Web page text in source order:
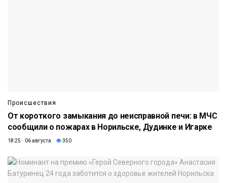
Происшествия
От короткого замыкания до неисправной печи: в МЧС
сообщили о пожарах в Норильске, Дудинке и Игарке
18:25 06 августа 350